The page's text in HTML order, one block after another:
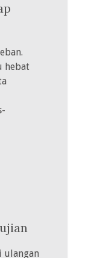
hebat
ulangan